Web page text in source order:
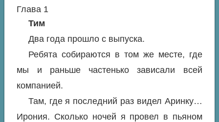
Глава 1
Тим
Два года прошло с выпуска.
Ребята собираются в том же месте, где
мы и раньше частенько зависали всей
компанией.
Там, где я последний раз видел Аринку…
Ирония. Сколько ночей я провел в пьяном